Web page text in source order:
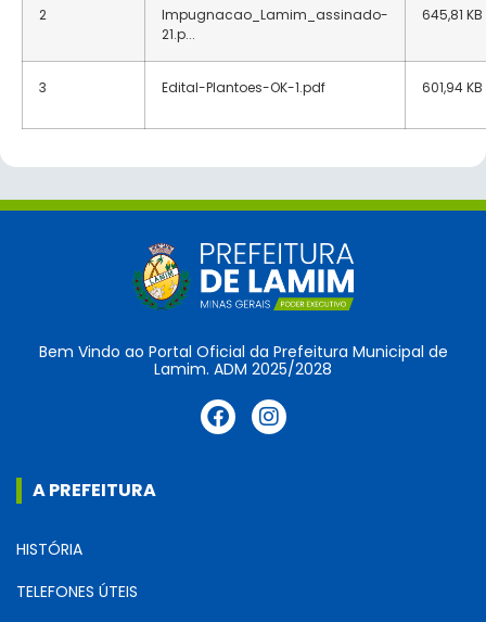
2
Impugnacao_Lamim_assinado-
21.p...
645,81 KB
3 Edital-Plantoes-OK-1.pdf 601,94 KB
Bem Vindo ao Portal Oficial da Prefeitura Municipal de
Lamim. ADM 2025/2028
A PREFEITURA
HISTÓRIA
TELEFONES ÚTEIS